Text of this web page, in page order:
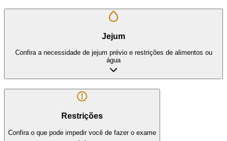
Jejum
Confira a necessidade de jejum prévio e restrições de alimentos ou
água
Restrições
Confira o que pode impedir você de fazer o exame